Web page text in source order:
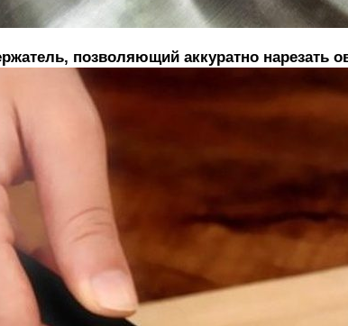
позволяющий аккуратно нарезать